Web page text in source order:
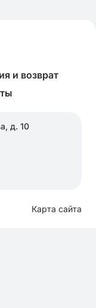
и возврат
д. 10
Карта сайта